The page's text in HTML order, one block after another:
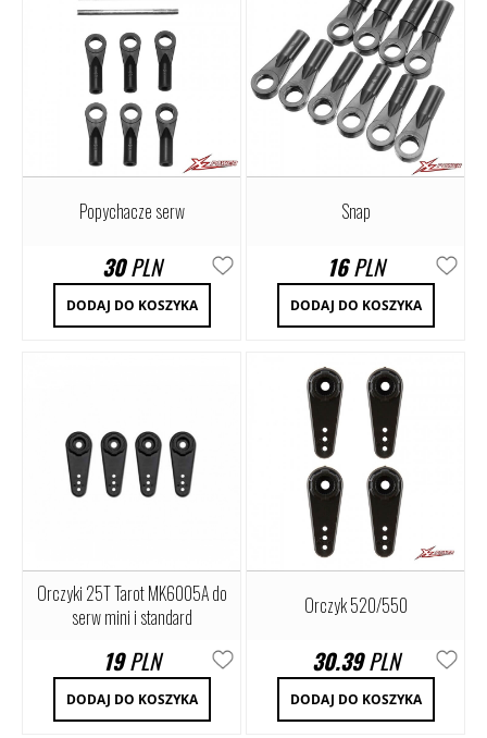
Popychacze serw
30PLN
DODAJ DO KOSZYKA
Snap
16PLN
DODAJ DO KOSZYKA
Orczyki 25T Tarot MK6005A do
serw mini i standard
19PLN
DODAJ DO KOSZYKA
Orczyk 520/550
30.39PLN
DODAJ DO KOSZYKA